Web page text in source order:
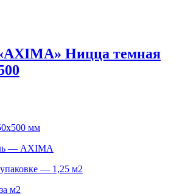
Ницца темная
мм
— AXIMA
— 1,25 м2
м2